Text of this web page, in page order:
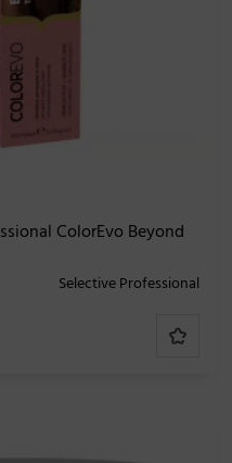
ColorEvo Beyond
Selective Professional